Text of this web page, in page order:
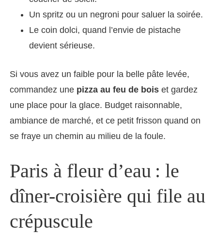
Un spritz ou un negroni pour saluer la soirée.
Le coin dolci, quand l’envie de pistache
devient sérieuse.
Si vous avez un faible pour la belle pâte levée,
commandez une pizza au feu de bois et gardez
une place pour la glace. Budget raisonnable,
ambiance de marché, et ce petit frisson quand on
se fraye un chemin au milieu de la foule.
Paris à fleur d’eau : le
dîner-croisière qui file au
crépuscule